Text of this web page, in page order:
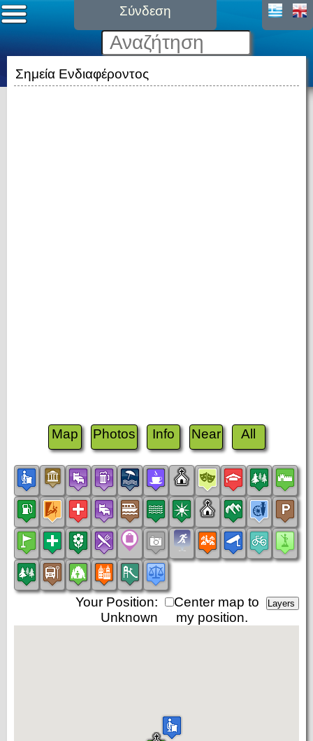
Σύνδεση
Σημεία Ενδιαφέροντος
Map Photos Info Near All
Center map to
my position.
Your Position:
Unknown